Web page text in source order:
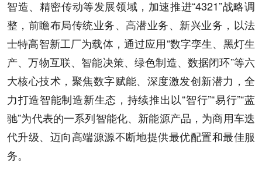
智造、精密传动等发展领域，加速推进“4321”战略调
整，前瞻布局传统业务、高潜业务、新兴业务，以法
士特高智新工厂为载体，通过应用“数字孪生、黑灯生
产、万物互联、智能决策、绿色制造、数据闭环”等六
大核心技术，聚焦数字赋能、深度激发创新潜力，全
力打造智能制造新生态，持续推出以“智行”“易行”“蓝
驰”为代表的一系列智能化、新能源产品，为商用车迭
代升级、迈向高端源源不断地提供最优配置和最佳服
务。